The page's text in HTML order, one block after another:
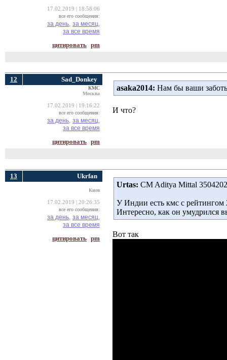
17.02.2019 | 18:58:06
все его сообщения:
за день, за месяц,
за все время
цитировать pm
12 Sad_Donkey
КМС
Москва
17.02.2019 | 19:16:22
все его сообщения:
за день, за месяц,
за все время
цитировать pm
asaka2014: Нам бы ваши
И что?
13 Ukrfan
Киев
17.02.2019 | 20:26:35
все его сообщения:
за день, за месяц,
за все время
цитировать pm
Urtas: CM Aditya Mittal
У Индии есть кмс с рейтингом
Интересно, как он умудрился
Вот так